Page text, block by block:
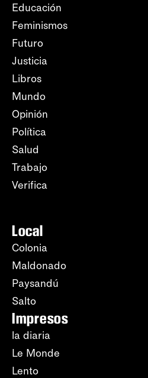
Educación
Feminismos
Futuro
Justicia
Libros
Mundo
Opinión
Política
Salud
Trabajo
Verifica
Local
Colonia
Maldonado
Paysandú
Salto
Impresos
la diaria
Le Monde
Lento